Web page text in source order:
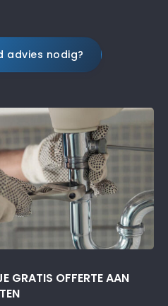
advies nodig?
GRATIS OFFERTE AAN